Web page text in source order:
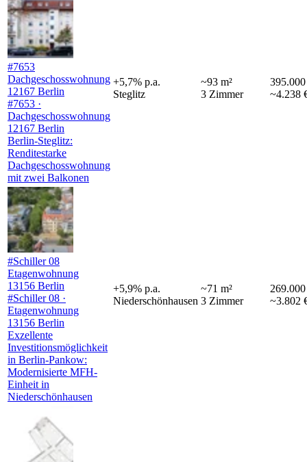
#7653
Dachgeschosswohnung
12167 Berlin
#7653 ·
Dachgeschosswohnung
12167 Berlin
Berlin-Steglitz:
Renditestarke
Dachgeschosswohnung
mit zwei Balkonen
+5,7% p.a.
Steglitz
~93 m²
3 Zimmer
~4.238
#Schiller 08
Etagenwohnung
13156 Berlin
#Schiller 08 ·
Etagenwohnung
13156 Berlin
Exzellente
Investitionsmöglichkeit
in Berlin-Pankow:
Modernisierte MFH-
Einheit in
Niederschönhausen
+5,9% p.a.
Niederschönhausen
~71 m²
3 Zimmer
~3.802